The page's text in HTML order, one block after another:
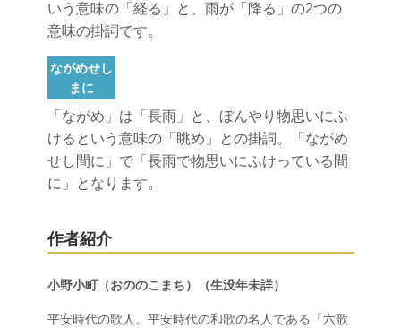
いう意味の「経る」と、雨が「降る」の2つの
意味の掛詞です。
ながめせし
まに
「ながめ」は「長雨」と、ぼんやり物思いにふ
けるという意味の「眺め」との掛詞。「ながめ
せし間に」で「長雨で物思いにふけっている間
に」となります。
作者紹介
小野小町（おののこまち）（生没年未詳）
平安時代の歌人。平安時代の和歌の名人である「六歌